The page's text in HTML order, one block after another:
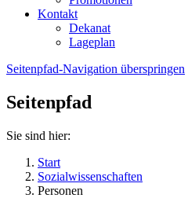
Kontakt
Dekanat
Lageplan
Seitenpfad-Navigation überspringen
Seitenpfad
Sie sind hier:
Start
Sozialwissenschaften
Personen